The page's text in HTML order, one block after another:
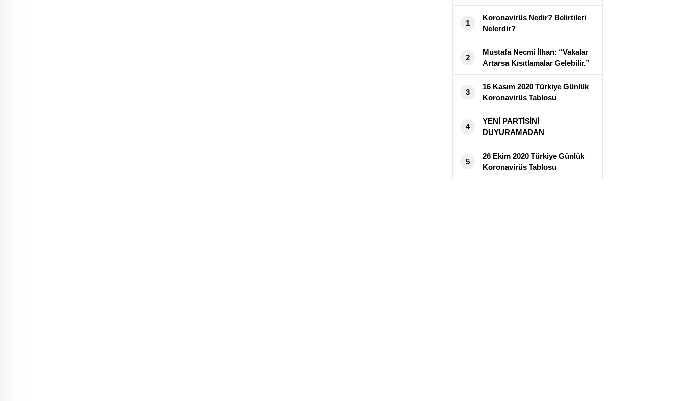
1
Koronavirüs Nedir? Belirtileri
Nelerdir?
2
Mustafa Necmi İlhan: “Vakalar
Artarsa Kısıtlamalar Gelebilir.”
3
16 Kasım 2020 Türkiye Günlük
Koronavirüs Tablosu
Yayımlandı
4
YENİ PARTİSİNİ
DUYURAMADAN
CORANAVİRÜS’E YAKALANDI
!
5
26 Ekim 2020 Türkiye Günlük
Koronavirüs Tablosu
Yayımlandı